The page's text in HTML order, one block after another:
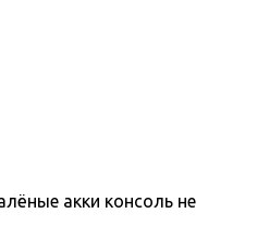
акки консоль не